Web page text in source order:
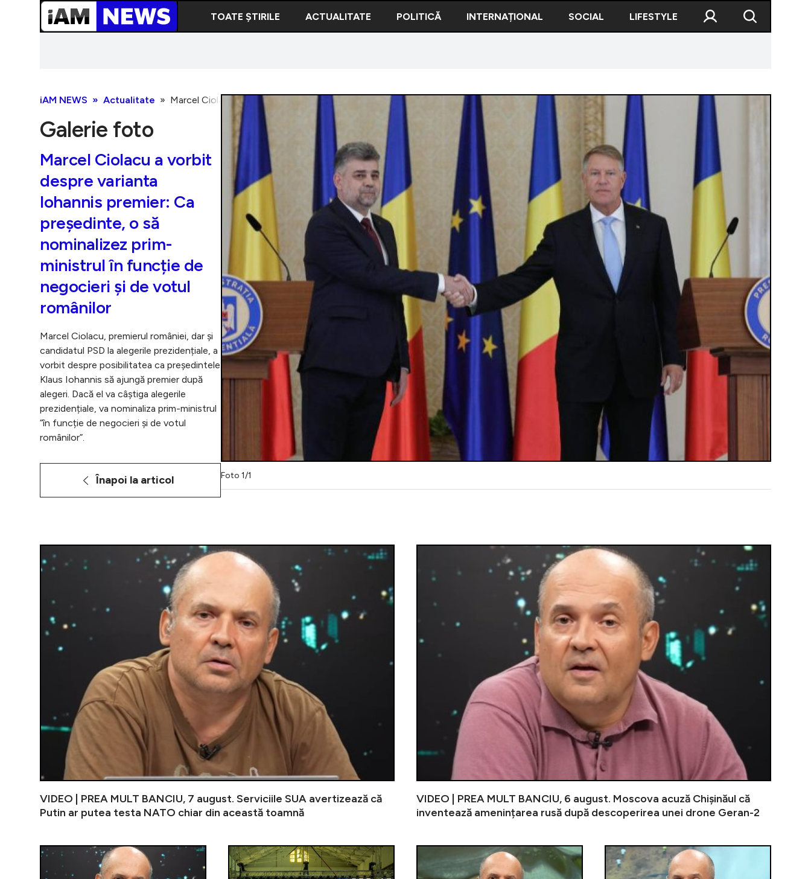
TOATE ȘTIRILE ACTUALITATE POLITICĂ INTERNAȚIONAL SOCIAL LIFESTYLE
iAM NEWS Actualitate Marcel Ciolacu a vorbit despre varianta Iohannis premier: Ca președinte, o să nominalizez prim-ministrul în funcție de negocieri și de votul românilor
Galerie foto
Marcel Ciolacu a vorbit
despre varianta
Iohannis premier: Ca
președinte, o să
nominalizez prim-
ministrul în funcție de
negocieri și de votul
românilor
Marcel Ciolacu, premierul româniei, dar și
candidatul PSD la alegerile prezidențiale, a
vorbit despre posibilitatea ca președintele
Klaus Iohannis să ajungă premier după
alegeri. Dacă el va câștiga alegerile
prezidențiale, va nominaliza prim-ministrul
”în funcție de negocieri și de votul
românilor”.
Înapoi la articol Foto 1/1
VIDEO | PREA MULT BANCIU, 7 august. Serviciile SUA avertizează că
Putin ar putea testa NATO chiar din această toamnă
VIDEO |
VIDEO | PREA MULT BANCIU, 6 august. Moscova acuză Chișinăul că
inventează amenințarea rusă după descoperirea unei drone Geran-2
VIDEO | PREA MULT BANCIU, live pe iAMnews.ro, 5 august, de la ora 20. Călin Georgescu
Electrica lansează programul ”Ținem România